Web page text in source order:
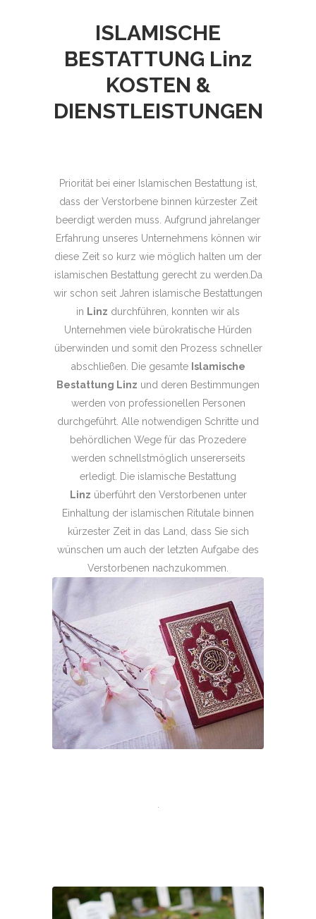
ISLAMISCHE
BESTATTUNG Linz
KOSTEN &
DIENSTLEISTUNGEN
Priorität bei einer Islamischen Bestattung ist,
dass der Verstorbene binnen kürzester Zeit
beerdigt werden muss. Aufgrund jahrelanger
Erfahrung unseres Unternehmens können wir
diese Zeit so kurz wie möglich halten um der
islamischen Bestattung gerecht zu werden.Da
wir schon seit Jahren islamische Bestattungen
in Linz durchführen, konnten wir als
Unternehmen viele bürokratische Hürden
überwinden und somit den Prozess schneller
abschließen. Die gesamte Islamische
Bestattung Linz und deren Bestimmungen
werden von professionellen Personen
durchgeführt. Alle notwendigen Schritte und
behördlichen Wege für das Prozedere
werden schnellstmöglich unsererseits
erledigt. Die islamische Bestattung
Linz überführt den Verstorbenen unter
Einhaltung der islamischen Ritutale binnen
kürzester Zeit in das Land, dass Sie sich
wünschen um auch der letzten Aufgabe des
Verstorbenen nachzukommen.